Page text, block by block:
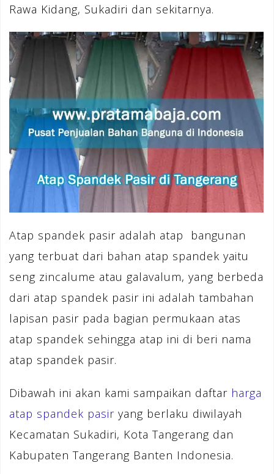
Rawa Kidang, Sukadiri dan sekitarnya.
Atap spandek pasir adalah atap bangunan
yang terbuat dari bahan atap spandek yaitu
seng zincalume atau galavalum, yang berbeda
dari atap spandek pasir ini adalah tambahan
lapisan pasir pada bagian permukaan atas
atap spandek sehingga atap ini di beri nama
atap spandek pasir.
Dibawah ini akan kami sampaikan daftar harga
atap spandek pasir yang berlaku diwilayah
Kecamatan Sukadiri, Kota Tangerang dan
Kabupaten Tangerang Banten Indonesia.